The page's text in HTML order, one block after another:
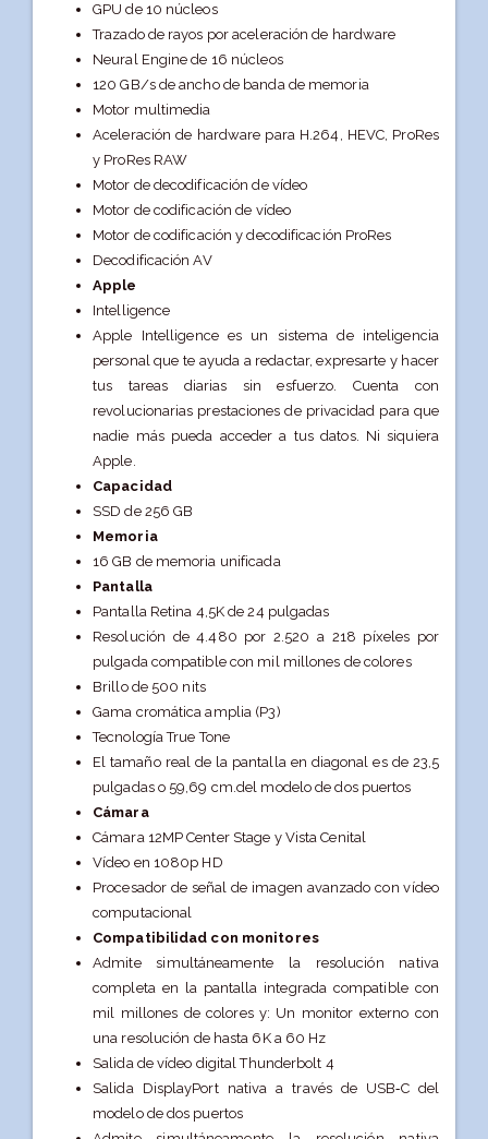
GPU de 10 núcleos
Trazado de rayos por aceleración de hardware
Neural Engine de 16 núcleos
120 GB/s de ancho de banda de memoria
Motor multimedia
Aceleración de hardware para H.264, HEVC, ProRes
y ProRes RAW
Motor de decodifi­cación de vídeo
Motor de codificación de vídeo
Motor de codificación y decodi­ficación ProRes
Decodi­ficación AV
Apple
Intelligence
Apple Intelligence es un sistema de inteligencia
personal que te ayuda a redactar, expresarte y hacer
tus tareas diarias sin esfuerzo. Cuenta con
revolucionarias prestaciones de privacidad para que
nadie más pueda acceder a tus datos. Ni siquiera
Apple.
Capacidad
SSD de 256 GB
Memoria
16 GB de memoria unificada
Pantalla
Pantalla Retina 4,5K de 24 pulgadas
Resolución de 4.480 por 2.520 a 218 píxeles por
pulgada compatible con mil millones de colores
Brillo de 500 nits
Gama cromática amplia (P3)
Tecnología True Tone
El tamaño real de la pantalla en diagonal es de 23,5
pulgadas o 59,69 cm.del modelo de dos puertos
Cámara
Cámara 12MP Center Stage y Vista Cenital
Vídeo en 1080p HD
Procesador de señal de imagen avanzado con vídeo
computacional
Compati­bilidad con monitores
Admite simultáneamente la resolución nativa
completa en la pantalla integrada compatible con
mil millones de colores y: Un monitor externo con
una resolución de hasta 6K a 60 Hz
Salida de vídeo digital Thunderbolt 4
Salida DisplayPort nativa a través de USB‑C del
modelo de dos puertos